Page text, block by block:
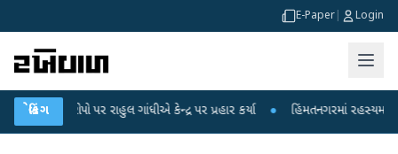
E-Paper Login
બ્રેકિંગ
પર રાહુલ ગાંધીએ કેન્દ્ર પર પ્રહાર કર્યા ● હિંમતનગરમાં રહસ્યમય વાયરસ કે